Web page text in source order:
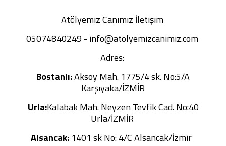
Atölyemiz Canımız İletişim
05074840249 - info@atolyemizcanimiz.com
Adres:
Bostanlı:Aksoy Mah. 1775/4 sk. No:5/A
Karşıyaka/İZMİR
Urla:Kalabak Mah. Neyzen Tevfik Cad. No:40
Urla/İZMİR
Alsancak:1401 sk No: 4/C Alsancak/İzmir